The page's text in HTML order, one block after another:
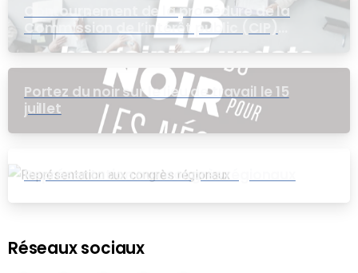
Contournement de la procédure de la
Commission de l’intérêt public (CIP)
pour le groupe EB
Portez du noir sur le lieu de travail le 15
juillet
Représentation aux congrès régionaux
Réseaux sociaux